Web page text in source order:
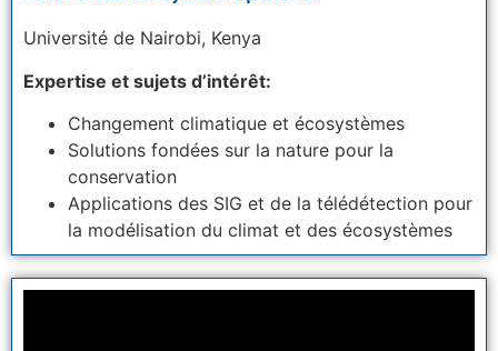
Université de Nairobi, Kenya
Expertise et sujets d’intérêt:
Changement climatique et écosystèmes
Solutions fondées sur la nature pour la
conservation
Applications des SIG et de la télédétection pour
la modélisation du climat et des écosystèmes